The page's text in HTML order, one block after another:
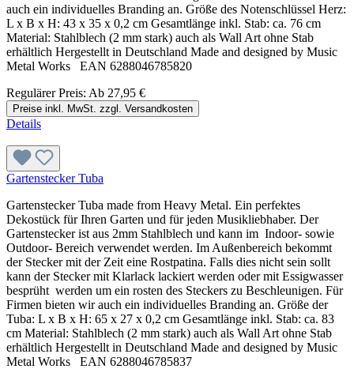
auch ein individuelles Branding an. Größe des Notenschlüssel Herz:
L x B x H: 43 x 35 x 0,2 cm Gesamtlänge inkl. Stab: ca. 76 cm
Material: Stahlblech (2 mm stark) auch als Wall Art ohne Stab
erhältlich Hergestellt in Deutschland Made and designed by Music
Metal Works EAN 6288046785820
Regulärer Preis: Ab 27,95 €
Preise inkl. MwSt. zzgl. Versandkosten
Details
Gartenstecker Tuba
Gartenstecker Tuba made from Heavy Metal. Ein perfektes
Dekostück für Ihren Garten und für jeden Musikliebhaber. Der
Gartenstecker ist aus 2mm Stahlblech und kann im Indoor- sowie
Outdoor- Bereich verwendet werden. Im Außenbereich bekommt
der Stecker mit der Zeit eine Rostpatina. Falls dies nicht sein sollt
kann der Stecker mit Klarlack lackiert werden oder mit Essigwasser
besprüht werden um ein rosten des Steckers zu Beschleunigen. Für
Firmen bieten wir auch ein individuelles Branding an. Größe der
Tuba: L x B x H: 65 x 27 x 0,2 cm Gesamtlänge inkl. Stab: ca. 83
cm Material: Stahlblech (2 mm stark) auch als Wall Art ohne Stab
erhältlich Hergestellt in Deutschland Made and designed by Music
Metal Works EAN 6288046785837